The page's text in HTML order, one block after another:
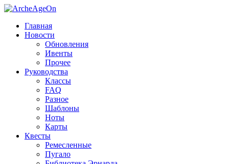
Главная
Новости
Обновления
Ивенты
Прочее
Руководства
Классы
FAQ
Разное
Шаблоны
Ноты
Карты
Квесты
Ремесленные
Пугало